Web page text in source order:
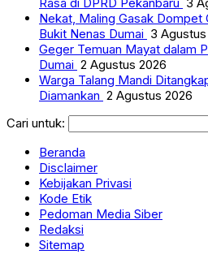
Nekat, Maling Gasak Dompet
Bukit Nenas Dumai 3
Geger Temuan Mayat dalam
Dumai 2 Agustus 2026
Warga Talang Mandi
Diamankan 2 Agustus 2026
Cari untuk:
Beranda
Disclaimer
Kebijakan Privasi
Kode Etik
Pedoman Media Siber
Redaksi
Sitemap